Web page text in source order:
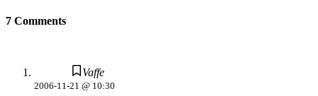
7 Comments
Vaffe
2006-11-21 @ 10:30